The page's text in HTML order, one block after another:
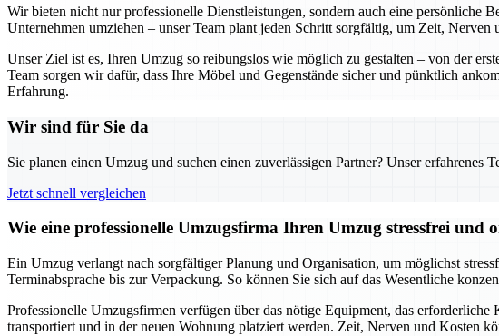
Wir bieten nicht nur professionelle Dienstleistungen, sondern auch eine
Unternehmen umziehen – unser Team plant jeden Schritt sorgfältig, um Zeit,
Unser Ziel ist es, Ihren Umzug so reibungslos wie möglich zu gestalten – von der
Team sorgen wir dafür, dass Ihre Möbel und Gegenstände sicher und pünktlich
Erfahrung.
Wir sind für Sie da
Sie planen einen Umzug und suchen einen zuverlässigen Partner? Unser
Jetzt schnell vergleichen
Wie eine professionelle Umzugsfirma Ihren Umzug stressfrei und
Ein Umzug verlangt nach sorgfältiger Planung und Organisation, um möglichst
Terminabsprache bis zur Verpackung. So können Sie sich auf das Wesentliche
Professionelle Umzugsfirmen verfügen über das nötige Equipment, das
transportiert und in der neuen Wohnung platziert werden. Zeit, Nerven und Kosten